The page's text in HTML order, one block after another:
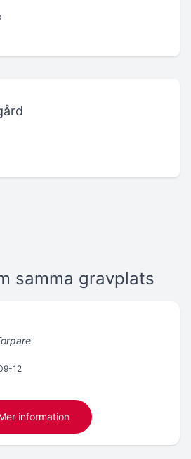
samma gravplats
12
information